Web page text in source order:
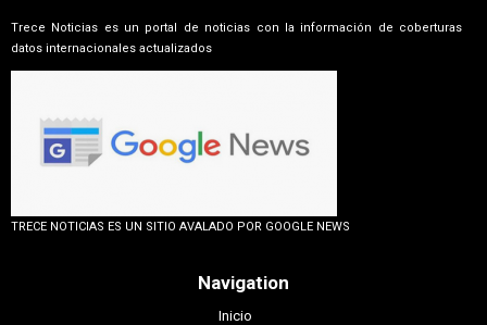
Trece Noticias es un portal de noticias con la información de coberturas
datos internacionales actualizados
TRECE NOTICIAS ES UN SITIO AVALADO POR GOOGLE NEWS
Navigation
Inicio